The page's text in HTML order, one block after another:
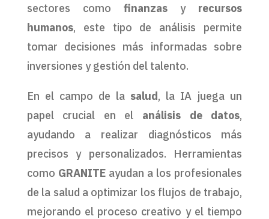
sectores como finanzas y recursos
humanos, este tipo de análisis permite
tomar decisiones más informadas sobre
inversiones y gestión del talento.
En el campo de la salud, la IA juega un
papel crucial en el análisis de datos,
ayudando a realizar diagnósticos más
precisos y personalizados. Herramientas
como GRANITEayudan a los profesionales
de la salud a optimizar los flujos de trabajo,
mejorando el proceso creativo y el tiempo